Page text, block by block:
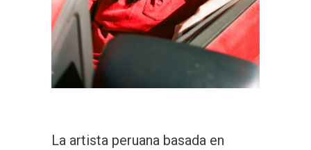
La artista peruana basada en